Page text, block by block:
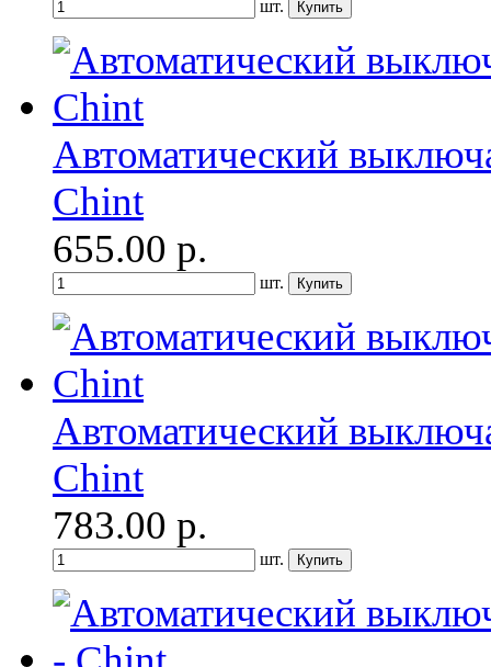
шт.
Автоматический
Chint
655.00 р.
шт.
Автоматический
Chint
783.00 р.
шт.